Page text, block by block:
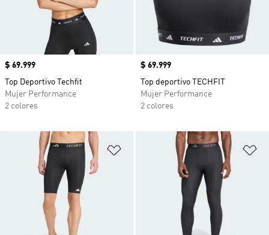
Precio
$ 69.999
Top Deportivo Techfit
Mujer Performance
2 colores
Precio
$ 69.999
Top deportivo TECHFIT
Mujer Performance
2 colores
Añadir a la lista de deseos